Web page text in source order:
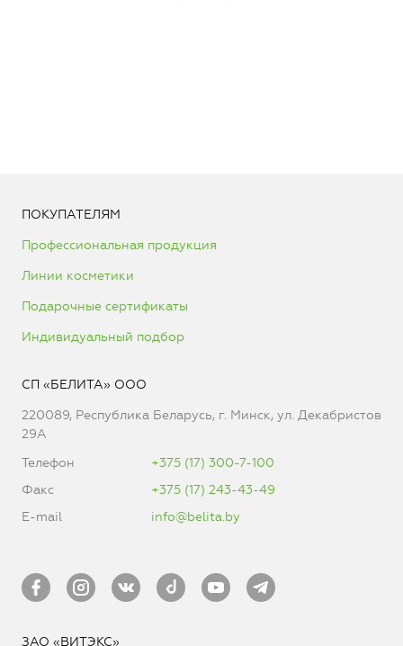
ПОКУПАТЕЛЯМ
Профессиональная продукция
Линии косметики
Подарочные сертификаты
Индивидуальный подбор
СП «БЕЛИТА» ООО
220089, Республика Беларусь, г. Минск, ул. Декабристов
29А
Телефон
+375 (17) 300-7-100
Факс
+375 (17) 243-43-49
E-mail
info@belita.by
ЗАО «ВИТЭКС»